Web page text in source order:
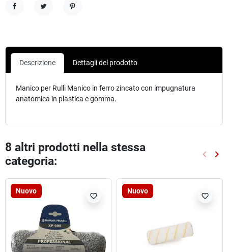
Descrizione Dettagli del prodotto
Manico per Rulli Manico in ferro zincato con impugnatura
anatomica in plastica e gomma.
8 altri prodotti nella stessa
categoria:
keyboard_arrow_left keyboard_arrow_right
Nuovo
favorite_border
Nuovo
favorite_border